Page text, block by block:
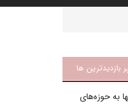
بازدیدترین ها
به حوزه‌های